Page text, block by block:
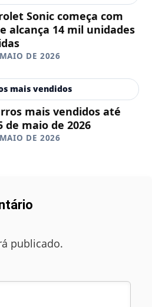
Sonic começa com
alcança 14 mil unidades
DE 2026
mais vendidos
mais vendidos até
de maio de 2026
DE 2026
publicado.